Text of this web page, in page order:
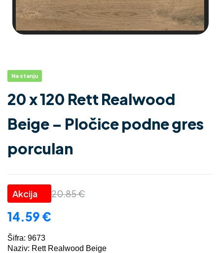
Na stanju
20 x 120 Rett Realwood
Beige – Pločice podne gres
porculan
20.85€
14.59 €
Šifra: 9673
Naziv: Rett Realwood Beige